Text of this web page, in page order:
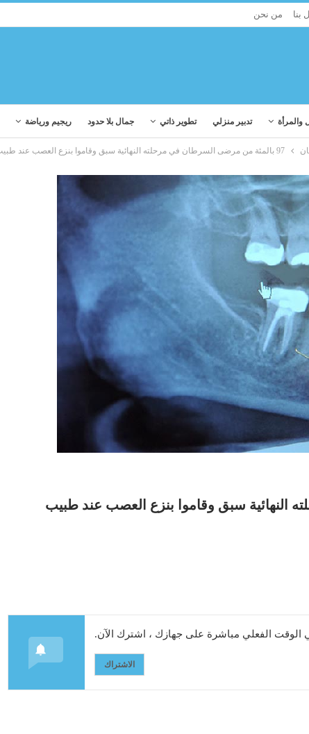
بنا من نحن
والمرأة تدبير منزلي تطوير ذاتي جمال بلا حدود ريجيم ورياضة
97 بالمئة من مرضى السرطان في مرحلته النهائية سبق وقاموا بنزع العصب عند طبيب الأسنان !
النهائية سبق وقاموا بنزع العصب عند طبيب
الفعلي مباشرة على جهازك ، اشترك الآن.
الاشتراك